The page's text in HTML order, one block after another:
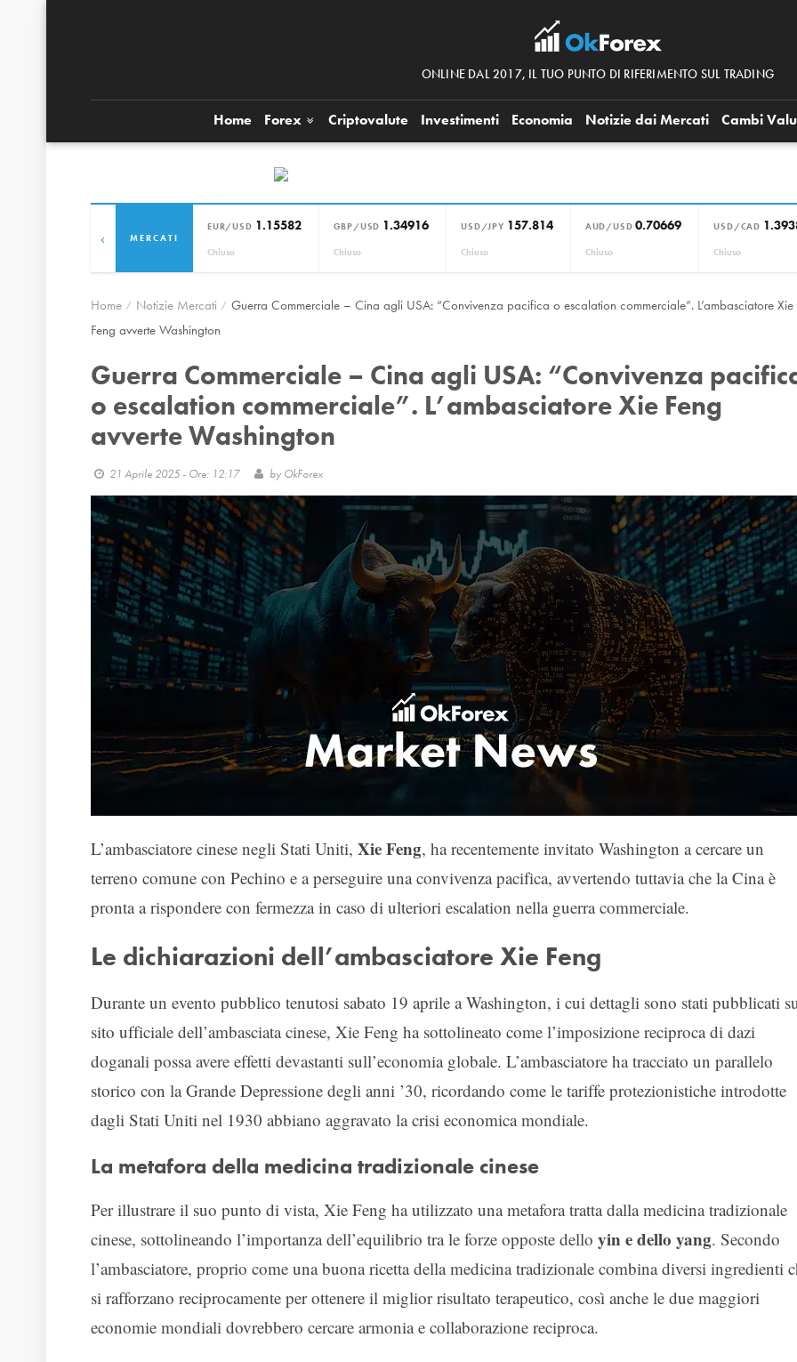
ONLINE DAL 2017, IL TUO PUNTO DI RIFERIMENTO SUL TRADING
Home Forex Criptovalute Investimenti Economia Notizie dai Mercati Cambi
MERCATI
EUR/USD 1.15582
Chiuso
GBP/USD 1.34916
Chiuso
USD/JPY 157.814
Chiuso
AUD/USD 0.70669
Chiuso
USD/CAD
Chiuso
‹
Home Notizie Mercati
Guerra Commerciale – Cina agli USA: “Convivenza pacifica o escalation commerciale”. L’ambasciatore Xie
Feng avverte Washington
Guerra Commerciale – Cina agli USA: “Convivenza
o escalation commerciale”. L’ambasciatore Xie Feng
avverte Washington
21 Aprile 2025 - Ore: 12:17 by OkForex
L’ambasciatore cinese negli Stati Uniti, Xie Feng, ha recentemente invitato Washington a cercare un
terreno comune con Pechino e a perseguire una convivenza pacifica, avvertendo tuttavia che la Cina è
pronta a rispondere con fermezza in caso di ulteriori escalation nella guerra commerciale.
Le dichiarazioni dell’ambasciatore Xie Feng
Durante un evento pubblico tenutosi sabato 19 aprile a Washington, i cui dettagli sono stati pubblicati
sito ufficiale dell’ambasciata cinese, Xie Feng ha sottolineato come l’imposizione reciproca di dazi
doganali possa avere effetti devastanti sull’economia globale. L’ambasciatore ha tracciato un parallelo
storico con la Grande Depressione degli anni ’30, ricordando come le tariffe protezionistiche introdotte
dagli Stati Uniti nel 1930 abbiano aggravato la crisi economica mondiale.
La metafora della medicina tradizionale cinese
Per illustrare il suo punto di vista, Xie Feng ha utilizzato una metafora tratta dalla medicina tradizionale
cinese, sottolineando l’importanza dell’equilibrio tra le forze opposte dello yin e dello yang. Secondo
l’ambasciatore, proprio come una buona ricetta della medicina tradizionale combina diversi ingredienti
si rafforzano reciprocamente per ottenere il miglior risultato terapeutico, così anche le due maggiori
economie mondiali dovrebbero cercare armonia e collaborazione reciproca.